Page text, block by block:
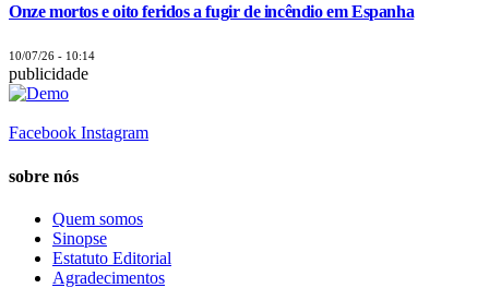
Onze mortos e oito feridos a fugir de incêndio em Espanha
10/07/26 - 10:14
publicidade
Facebook Instagram
sobre nós
Quem somos
Sinopse
Estatuto Editorial
Agradecimentos